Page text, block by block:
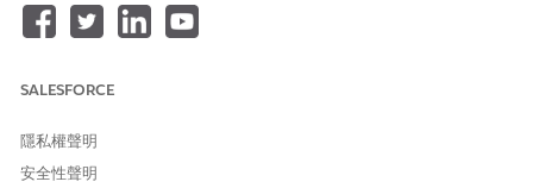
重新認證/應用程式 - ApplyForRecertification (版本 1)
ChangeOfCircumstances/UpdateHouseHoldMemberDetails -
ChangeOfCircumstances/SignatureCapture -
SignatureCapture (版本 1)
SALESFORCE
隱私權聲明
安全性聲明